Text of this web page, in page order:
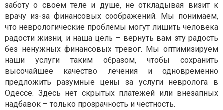
заботу о своем теле и душе, не откладывая визит к
врачу из-за финансовых соображений. Мы понимаем,
что неврологические проблемы могут лишить человека
радости жизни, и наша цель – вернуть вам эту радость
без ненужных финансовых тревог. Мы оптимизируем
наши услуги таким образом, чтобы сохранить
высочайшее качество лечения и одновременно
предложить разумные цены за услуги невролога в
Одессе. Здесь нет скрытых платежей или внезапных
надбавок – только прозрачность и честность.